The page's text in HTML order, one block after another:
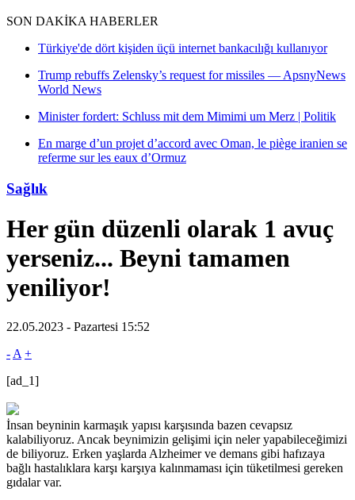
SON DAKİKA HABERLER
Türkiye'de dört kişiden üçü internet bankacılığı kullanıyor
Trump rebuffs Zelensky’s request for missiles — ApsnyNews
World News
Minister fordert: Schluss mit dem Mimimi um Merz | Politik
En marge d’un projet d’accord avec Oman, le piège iranien se
referme sur les eaux d’Ormuz
Sağlık
Her gün düzenli olarak 1 avuç
yerseniz... Beyni tamamen
yeniliyor!
22.05.2023 - Pazartesi 15:52
- A +
[ad_1]
İnsan beyninin karmaşık yapısı karşısında bazen cevapsız
kalabiliyoruz. Ancak beynimizin gelişimi için neler yapabileceğimizi
de biliyoruz. Erken yaşlarda Alzheimer ve demans gibi hafızaya
bağlı hastalıklara karşı karşıya kalınmaması için tüketilmesi gereken
gıdalar var.